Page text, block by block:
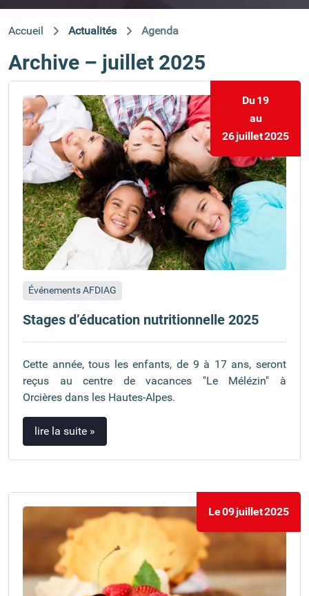
Accueil Actualités Agenda
Archive – juillet 2025
Du19
au
26juillet2025
Événements AFDIAG
Stages d’éducation nutritionnelle 2025
Cette année, tous les enfants, de 9 à 17 ans, seront
reçus au centre de vacances "Le Mélézin" à
Orcières dans les Hautes-Alpes.
lire la suite »
Le09juillet2025